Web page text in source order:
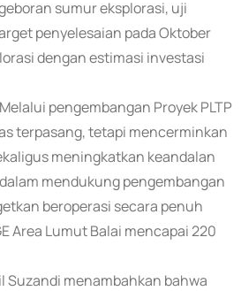
sumur eksplorasi, uji
penyelesaian pada Oktober
dengan estimasi investasi
pengembangan Proyek PLTP
terpasang, tetapi mencerminkan
meningkatkan keandalan
mendukung pengembangan
beroperasi secara penuh
Area Lumut Balai mencapai 220
Suzandi menambahkan bahwa